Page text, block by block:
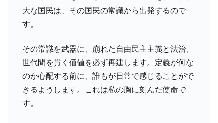
『Money1』
米国下院「韓国の公務員個人をターゲット
にぶん殴る法案」提出！⇒ クーパン問題は合衆国企業に対
『Money1』
韓国ボンクラ政策室長･金容範、株価暴落に
他人事のような発言。
『Money1』
韓国半導体『SKハイニックス』2026年2Qの
業績「史上最高益」当期純利益は前年同期比13.4倍に。
『Money1』
大な国民は、その国民の常識から出発するので
す。
その常識を武器に、崩れた自由民主主義と法治、
世代間を貫く価値を必ず再建します。定義が何な
のか心配する前に、誰もが日常で感じることがで
きるようします。これは私の胸に刻んだ使命で
す。